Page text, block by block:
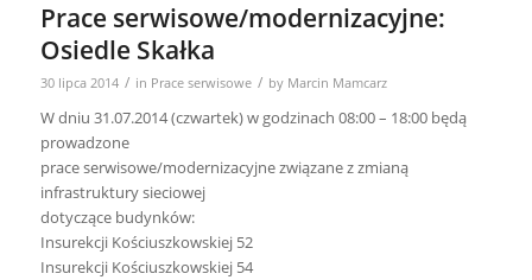
Prace serwisowe/modernizacyjne:
Osiedle Skałka
30 lipca 2014 / in Prace serwisowe / by Marcin Mamcarz
W dniu 31.07.2014 (czwartek) w godzinach 08:00 – 18:00 będą
prowadzone
prace serwisowe/modernizacyjne związane z zmianą
infrastruktury sieciowej
dotyczące budynków:
Insurekcji Kościuszkowskiej 52
Insurekcji Kościuszkowskiej 54